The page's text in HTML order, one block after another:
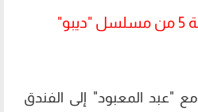
"عبد المعبود" إلى الفندق